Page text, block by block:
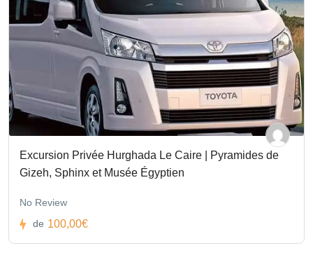
Excursion Privée Hurghada Le Caire | Pyramides de
Gizeh, Sphinx et Musée Égyptien
No Review
de 100,00€